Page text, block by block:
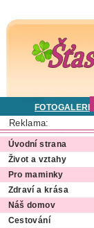
FOTOGALERIE
Reklama:
Úvodní strana
Život a vztahy
Pro maminky
Zdraví a krása
Náš domov
Cestování